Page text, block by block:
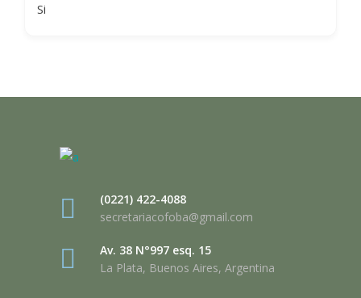
Si
(0221) 422-4088
secretariacofoba@gmail.com
Av. 38 N°997 esq. 15
La Plata, Buenos Aires, Argentina